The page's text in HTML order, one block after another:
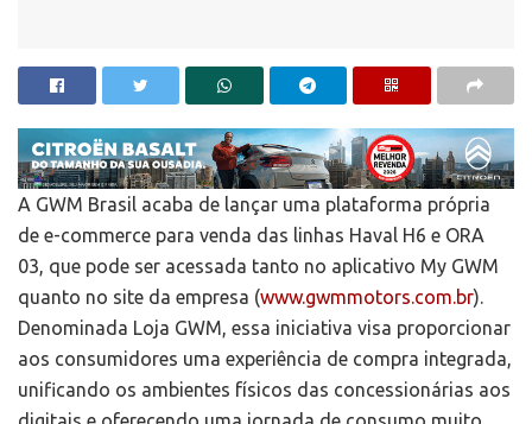
A GWM Brasil acaba de lançar uma plataforma própria
de e-commerce para venda das linhas Haval H6 e ORA
03, que pode ser acessada tanto no aplicativo My GWM
quanto no site da empresa (www.gwmmotors.com.br).
Denominada Loja GWM, essa iniciativa visa proporcionar
aos consumidores uma experiência de compra integrada,
unificando os ambientes físicos das concessionárias aos